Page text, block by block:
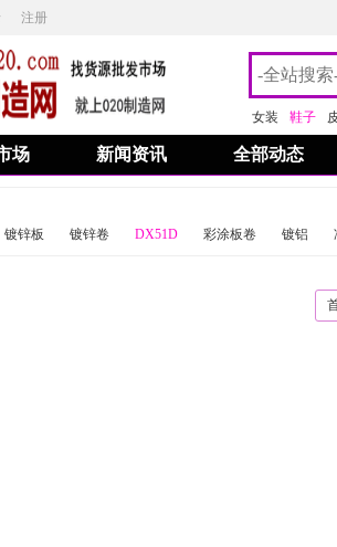
注册
女装 鞋子
场 新闻资讯 全部动态
镀锌板 镀锌卷 DX51D 彩涂板卷 镀铝